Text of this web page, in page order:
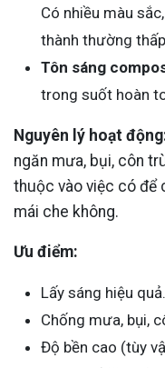
Có nhiều màu
thành thường
Tôn sáng
trong suốt hoàn
Nguyên lý hoạt
ngăn mưa, bụi, côn
thuộc vào việc có để
mái che không.
Ưu điểm:
Lấy sáng hiệu quả.
Chống mưa, bụi,
Độ bền cao (tùy